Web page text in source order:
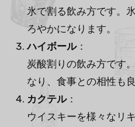
氷で割る飲み方です。
ろやかになります。
ハイボール：
炭酸割りの飲み方です
なり、食事との相性も
カクテル：
ウイスキーを様々なリ